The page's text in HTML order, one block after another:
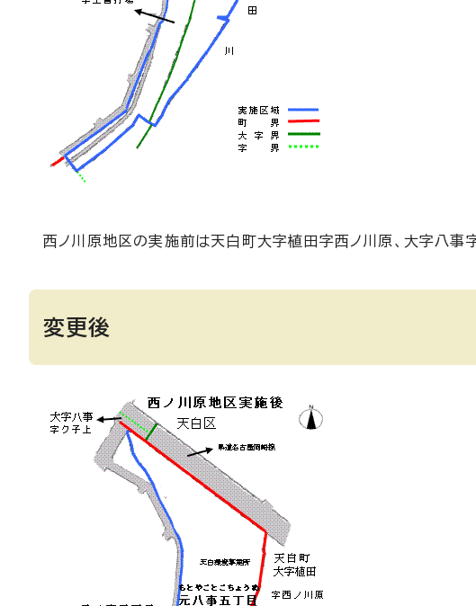
西ノ川原地区の実施前は天白町大字植田字西ノ川原、大字八事
変更後